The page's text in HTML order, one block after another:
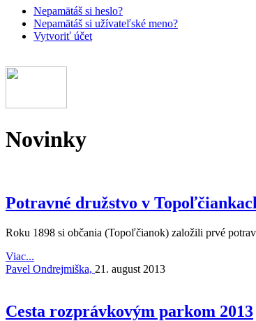
Nepamätáš si heslo?
Nepamätáš si užívateľské meno?
Vytvoriť účet
Novinky
Potravné družstvo v
Roku 1898 si občania (Topoľčianok) založili prvé
Viac...
Pavel Ondrejmiška, 21. august 2013
Cesta rozprávkovým parkom 2013